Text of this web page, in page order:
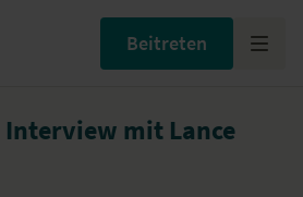
Beitreten
mit Lance